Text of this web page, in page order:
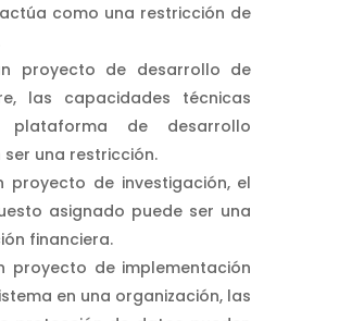
como una restricción de
proyecto de desarrollo de
las capacidades técnicas
de desarrollo
ser una restricción.
proyecto de investigación, el
asignado puede ser una
financiera.
proyecto de implementación
en una organización, las